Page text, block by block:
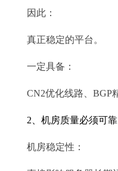
因此：
真正稳定的平台。
一定具备：
CN2优化线路、BGP
2、机房质量必须可靠
机房稳定性：